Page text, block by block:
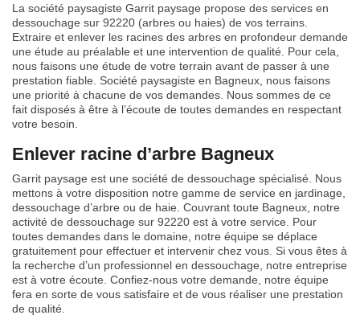
La société paysagiste Garrit paysage propose des services en
dessouchage sur 92220 (arbres ou haies) de vos terrains.
Extraire et enlever les racines des arbres en profondeur demande
une étude au préalable et une intervention de qualité. Pour cela,
nous faisons une étude de votre terrain avant de passer à une
prestation fiable. Société paysagiste en Bagneux, nous faisons
une priorité à chacune de vos demandes. Nous sommes de ce
fait disposés à être à l’écoute de toutes demandes en respectant
votre besoin.
Enlever racine d’arbre Bagneux
Garrit paysage est une société de dessouchage spécialisé. Nous
mettons à votre disposition notre gamme de service en jardinage,
dessouchage d’arbre ou de haie. Couvrant toute Bagneux, notre
activité de dessouchage sur 92220 est à votre service. Pour
toutes demandes dans le domaine, notre équipe se déplace
gratuitement pour effectuer et intervenir chez vous. Si vous êtes à
la recherche d’un professionnel en dessouchage, notre entreprise
est à votre écoute. Confiez-nous votre demande, notre équipe
fera en sorte de vous satisfaire et de vous réaliser une prestation
de qualité.